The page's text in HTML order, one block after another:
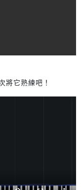
將它熟練吧！